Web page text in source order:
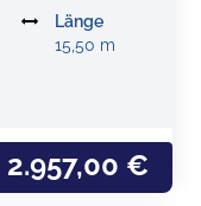
Länge
15,50 m
2.957,00 €